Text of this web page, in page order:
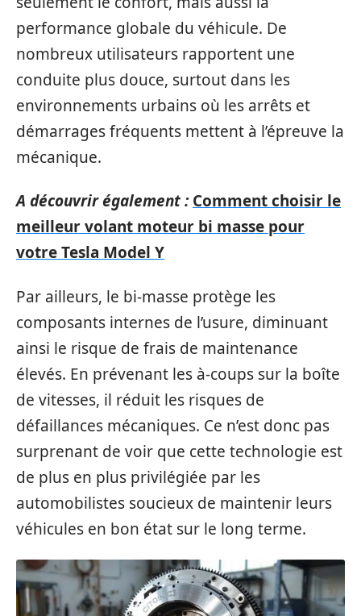
performance globale du véhicule. De
nombreux utilisateurs rapportent une
conduite plus douce, surtout dans les
environnements urbains où les arrêts et
démarrages fréquents mettent à l’épreuve la
mécanique.
A découvrir également : Comment choisir le
meilleur volant moteur bi masse pour
votre Tesla Model Y
Par ailleurs, le bi-masse protège les
composants internes de l’usure, diminuant
ainsi le risque de frais de maintenance
élevés. En prévenant les à-coups sur la boîte
de vitesses, il réduit les risques de
défaillances mécaniques. Ce n’est donc pas
surprenant de voir que cette technologie est
de plus en plus privilégiée par les
automobilistes soucieux de maintenir leurs
véhicules en bon état sur le long terme.